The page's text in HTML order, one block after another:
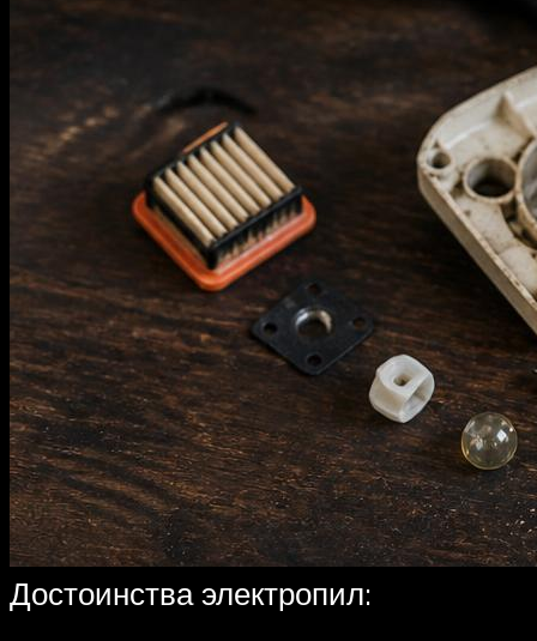
Достоинства электропил: